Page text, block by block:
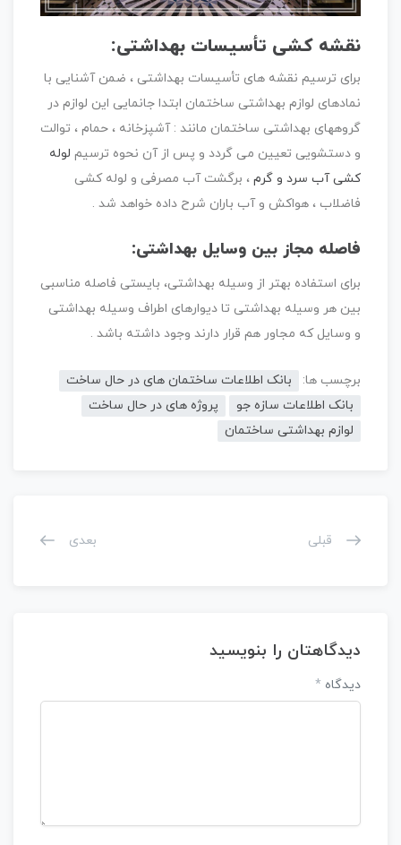
نقشه کشی تأسیسات بهداشتی:
برای ترسیم نقشه های تأسیسات بهداشتی ، ضمن آشنایی با
نمادهای لوازم بهداشتی ساختمان ابتدا جانمایی این لوازم در
گروههای بهداشتی ساختمان مانند : آشپزخانه ، حمام ، توالت
و دستشویی تعیین می گردد و پس از آن نحوه ترسیم لوله
کشی آب سرد و گرم ، برگشت آب مصرفی و لوله کشی
فاضلاب ، هواکش و آب باران شرح داده خواهد شد .
فاصله مجاز بین وسایل بهداشتی:
برای استفاده بهتر از وسیله بهداشتی، بایستی فاصله مناسبی
بین هر وسیله بهداشتی تا دیوارهای اطراف وسیله بهداشتی
و وسایل که مجاور هم قرار دارند وجود داشته باشد .
برچسب ها:
بانک اطلاعات ساختمان های در حال ساخت
بانک اطلاعات سازه جو
پروژه های در حال ساخت
لوازم بهداشتی ساختمان
قبلی بعدی
دیدگاهتان را بنویسید
دیدگاه *